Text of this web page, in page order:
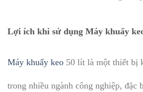
Lợi ích khi sử dụng Máy khuấy
Máy khuấy keo 50 lít là một thiết bị
trong nhiều ngành công nghiệp, đặc